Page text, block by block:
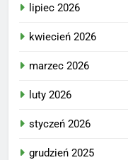
lipiec 2026
kwiecień 2026
marzec 2026
luty 2026
styczeń 2026
grudzień 2025